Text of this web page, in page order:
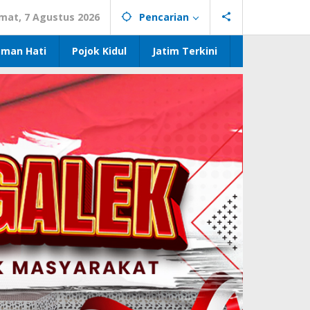
7 Agustus 2026 Pencarian
Hati Pojok Kidul Jatim Terkini